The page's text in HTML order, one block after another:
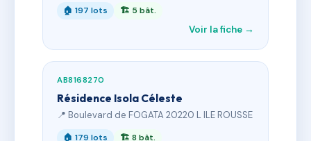
🏠 197 lots 🏗 5 bât.
Voir la fiche →
AB8168270
Résidence Isola Céleste
📍 Boulevard de FOGATA 20220 L ILE ROUSSE
🏠 179 lots 🏗 8 bât.